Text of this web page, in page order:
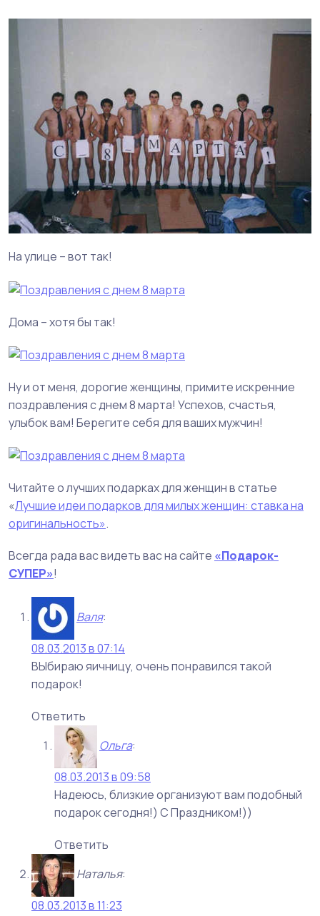
На улице – вот так!
Дома – хотя бы так!
Ну и от меня, дорогие женщины, примите искренние
поздравления с днем 8 марта! Успехов, счастья,
улыбок вам! Берегите себя для ваших мужчин!
Читайте о лучших подарках для женщин в статье
«Лучшие идеи подарков для милых женщин: ставка на
оригинальность».
Всегда рада вас видеть вас на сайте «Подарок-
СУПЕР»!
Валя:
08.03.2013 в 07:14
ВЫбираю яичницу, очень понравился такой
подарок!
Ответить
Ольга:
08.03.2013 в 09:58
Надеюсь, близкие организуют вам подобный
подарок сегодня!) С Праздником!))
Ответить
Наталья:
08.03.2013 в 11:23